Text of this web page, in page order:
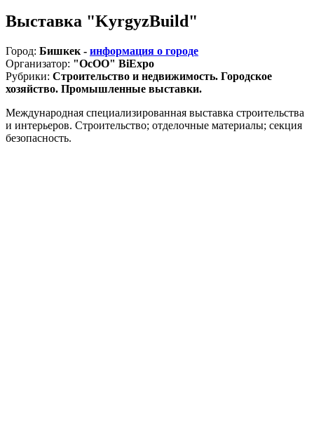
Выставка "KyrgyzBuild"
Город: Бишкек - информация о городе
Организатор: "ОсОО" BiExpo
Рубрики: Строительство и недвижимость. Городское
хозяйство. Промышленные выставки.
Международная специализированная выставка строительства
и интерьеров. Строительство; отделочные материалы; секция
безопасность.